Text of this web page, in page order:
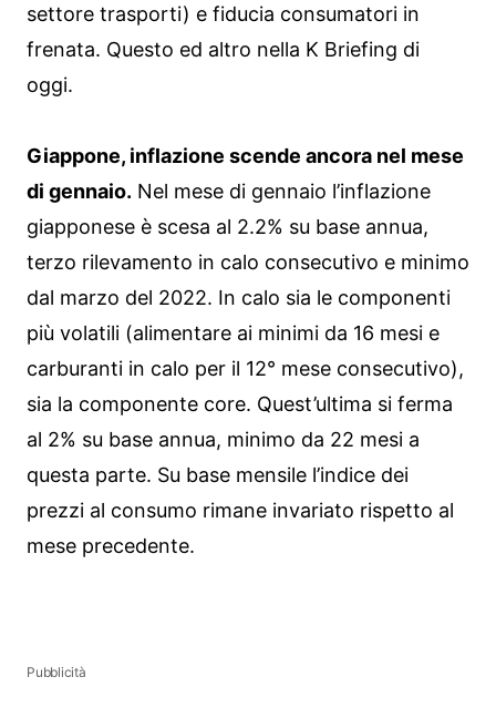
settore trasporti) e fiducia consumatori in
frenata. Questo ed altro nella K Briefing di
oggi.
Giappone, inflazione scende ancora nel mese
di gennaio. Nel mese di gennaio l’inflazione
giapponese è scesa al 2.2% su base annua,
terzo rilevamento in calo consecutivo e minimo
dal marzo del 2022. In calo sia le componenti
più volatili (alimentare ai minimi da 16 mesi e
carburanti in calo per il 12° mese consecutivo),
sia la componente core. Quest’ultima si ferma
al 2% su base annua, minimo da 22 mesi a
questa parte. Su base mensile l’indice dei
prezzi al consumo rimane invariato rispetto al
mese precedente.
Pubblicità